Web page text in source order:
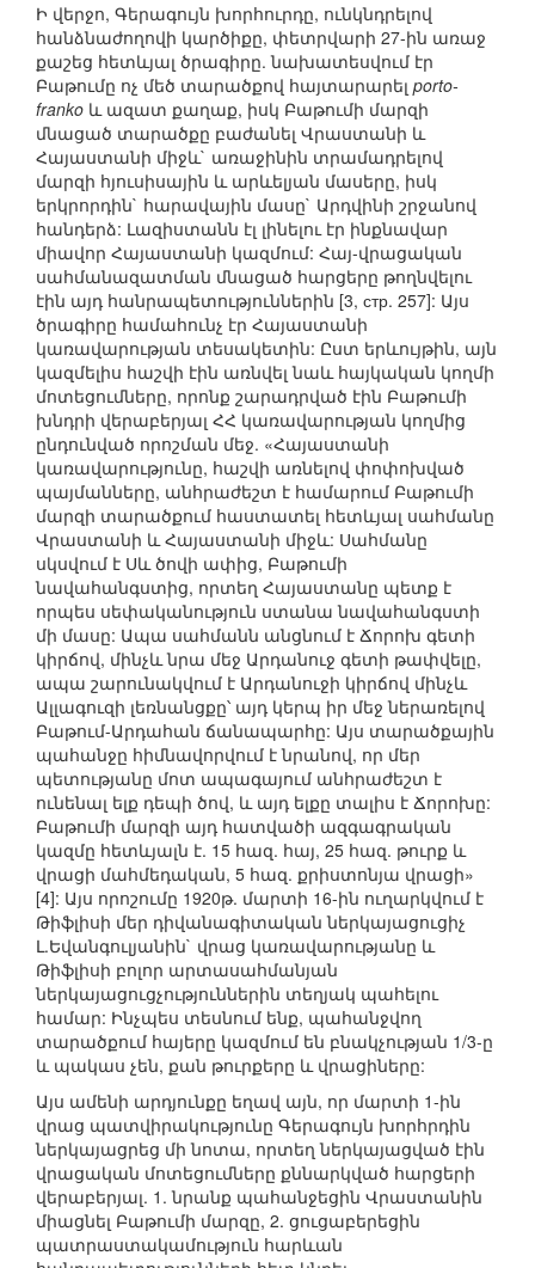
Ի վերջո, Գերագույն խորհուրդը, ունկնդրելով
հանձնաժողովի կարծիքը, փետրվարի 27-ին առաջ
քաշեց հետևյալ ծրագիրը. նախատեսվում էր
Բաթումը ոչ մեծ տարածքով հայտարարել porto-
franko և ազատ քաղաք, իսկ Բաթումի մարզի
մնացած տարածքը բաժանել Վրաստանի և
Հայաստանի միջև` առաջինին տրամադրելով
մարզի հյուսիսային և արևելյան մասերը, իսկ
երկրորդին` հարավային մասը` Արդվինի շրջանով
հանդերձ: Լազիստանն էլ լինելու էր ինքնավար
միավոր Հայաստանի կազմում: Հայ-վրացական
սահմանազատման մնացած հարցերը թողնվելու
էին այդ հանրապետություններին [3, стр. 257]: Այս
ծրագիրը համահունչ էր Հայաստանի
կառավարության տեսակետին: Ըստ երևույթին, այն
կազմելիս հաշվի էին առնվել նաև հայկական կողմի
մոտեցումները, որոնք շարադրված էին Բաթումի
խնդրի վերաբերյալ ՀՀ կառավարության կողմից
ընդունված որոշման մեջ. «Հայաստանի
կառավարությունը, հաշվի առնելով փոփոխված
պայմանները, անհրաժեշտ է համարում Բաթումի
մարզի տարածքում հաստատել հետևյալ սահմանը
Վրաստանի և Հայաստանի միջև: Սահմանը
սկսվում է Սև ծովի ափից, Բաթումի
նավահանգստից, որտեղ Հայաստանը պետք է
որպես սեփականություն ստանա նավահանգստի
մի մասը: Ապա սահմանն անցնում է Ճորոխ գետի
կիրճով, մինչև նրա մեջ Արդանուջ գետի թափվելը,
ապա շարունակվում է Արդանուջի կիրճով մինչև
Ալլագուզի լեռնանցքը՝ այդ կերպ իր մեջ ներառելով
Բաթում-Արդահան ճանապարհը: Այս տարածքային
պահանջը հիմնավորվում է նրանով, որ մեր
պետությանը մոտ ապագայում անհրաժեշտ է
ունենալ ելք դեպի ծով, և այդ ելքը տալիս է Ճորոխը:
Բաթումի մարզի այդ հատվածի ազգագրական
կազմը հետևյալն է. 15 հազ. հայ, 25 հազ. թուրք և
վրացի մահմեդական, 5 հազ. քրիստոնյա վրացի»
[4]: Այս որոշումը 1920թ. մարտի 16-ին ուղարկվում է
Թիֆլիսի մեր դիվանագիտական ներկայացուցիչ
Լ.Եվանգուլյանին` վրաց կառավարությանը և
Թիֆլիսի բոլոր արտասահմանյան
ներկայացուցչություններին տեղյակ պահելու
համար: Ինչպես տեսնում ենք, պահանջվող
տարածքում հայերը կազմում են բնակչության 1/3-ը
և պակաս չեն, քան թուրքերը և վրացիները:
Այս ամենի արդյունքը եղավ այն, որ մարտի 1-ին
վրաց պատվիրակությունը Գերագույն խորհրդին
ներկայացրեց մի նոտա, որտեղ ներկայացված էին
վրացական մոտեցումները քննարկված հարցերի
վերաբերյալ. 1. նրանք պահանջեցին Վրաստանին
միացնել Բաթումի մարզը, 2. ցուցաբերեցին
պատրաստակամություն հարևան